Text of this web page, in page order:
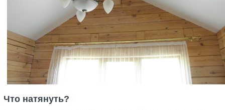
Что натянуть?